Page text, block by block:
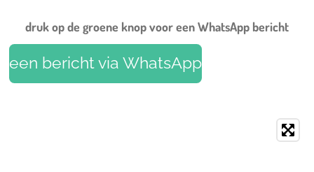
druk op de groene knop voor een WhatsApp bericht
een bericht via WhatsApp